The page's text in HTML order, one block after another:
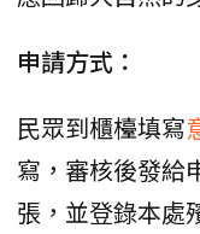
申請方式：
民眾到櫃檯填寫
寫，審核後發給
張，並登錄本處